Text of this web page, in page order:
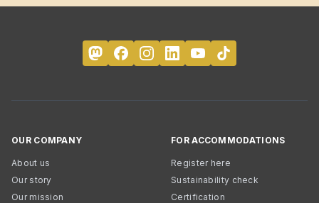
OUR COMPANY
About us
Our story
Our mission
FOR ACCOMMODATIONS
Register here
Sustainability check
Certification